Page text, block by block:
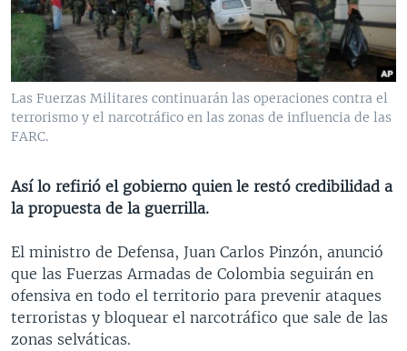
VENEZUELA
BRASIL
NICARAGUA
ECONOMÍA
ENTRETENIMIENTO Y CULTURA
TECNOLOGÍA
DEPORTES
MULTIMEDIA
VIDEOS
FOTOGRAFÍA
AUDIOS
PROGRAMAS TV
EL MUNDO AL DÍA
FORO INTERAMERICANO
LAS CLAVES
PANORAMA
RADIO
AVANCE INFORMATIVO
BUENOS DÍAS AMÉRICA
ESTADOS UNIDOS AL DÍA
EL MUNDO AL DÍA [RADIO]
FORO [RADIO]
DEPORTIVO INTERNACIONAL
NOTA ECONÓMICA
DIRECT
Learning English
SÍGANOS
Idiomas
Las Fuerzas Militares continuarán las operaciones contra el
terrorismo y el narcotráfico en las zonas de influencia de las
FARC.
Así lo refirió el gobierno quien le restó credibilidad a
la propuesta de la guerrilla.
El ministro de Defensa, Juan Carlos Pinzón, anunció
que las Fuerzas Armadas de Colombia seguirán en
ofensiva en todo el territorio para prevenir ataques
terroristas y bloquear el narcotráfico que sale de las
zonas selváticas.